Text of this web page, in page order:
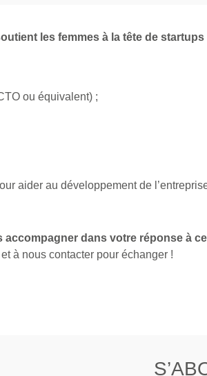
les femmes à la tête de startups
ou équivalent) ;
aider au développement de
accompagner dans votre réponse à
à nous contacter pour échanger !